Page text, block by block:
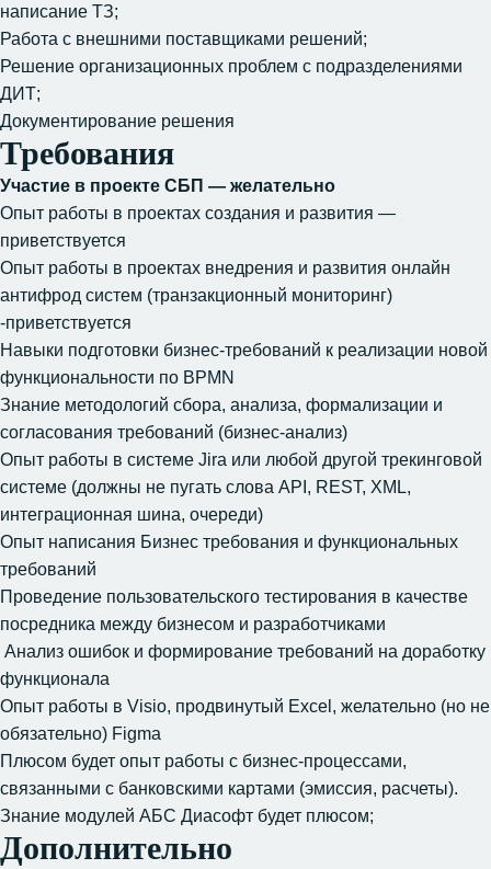
написание ТЗ;
Работа с внешними поставщиками решений;
Решение организационных проблем с подразделениями
ДИТ;
Документирование решения
Требования
Участие в проекте СБП — желательно
Опыт работы в проектах создания и развития —
приветствуется
Опыт работы в проектах внедрения и развития онлайн
антифрод систем (транзакционный мониторинг)
-приветствуется
Навыки подготовки бизнес-требований к реализации новой
функциональности по BPMN
Знание методологий сбора, анализа, формализации и
согласования требований (бизнес-анализ)
Опыт работы в системе Jira или любой другой трекинговой
системе (должны не пугать слова API, REST, XML,
интеграционная шина, очереди)
Опыт написания Бизнес требования и функциональных
требований
Проведение пользовательского тестирования в качестве
посредника между бизнесом и разработчиками
Анализ ошибок и формирование требований на доработку
функционала
Опыт работы в Visio, продвинутый Excel, желательно (но не
обязательно) Figma
Плюсом будет опыт работы с бизнес-процессами,
связанными с банковскими картами (эмиссия, расчеты).
Знание модулей АБС Диасофт будет плюсом;
Дополнительно